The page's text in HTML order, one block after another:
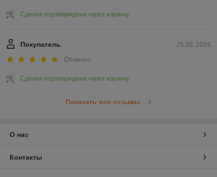
Сделка подтверждена через корзину
25.01.2026
Покупатель
Отлично
Сделка подтверждена через корзину
Показать все отзывы
О нас
Контакты